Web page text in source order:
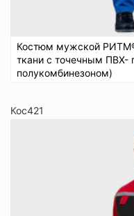
Костюм мужской
ткани с точечным ПВХ-
полукомбинезоном)
Кос421